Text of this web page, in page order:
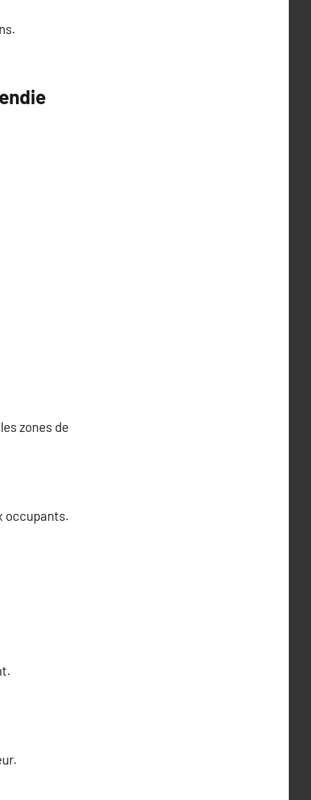
zones de
occupants.